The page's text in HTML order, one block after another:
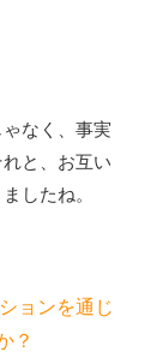
なく、事実
と、お互い
したね。
ョンを通じ
？